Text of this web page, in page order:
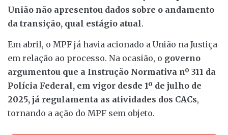
União não apresentou dados sobre o andamento
da transição, qual estágio atual.
Em abril, o MPF já havia acionado a União na Justiça
em relação ao processo. Na ocasião, o governo
argumentou que a Instrução Normativa nº 311 da
Polícia Federal, em vigor desde 1º de julho de
2025, já regulamenta as atividades dos CACs,
tornando a ação do MPF sem objeto.